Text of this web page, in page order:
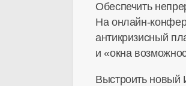
Обеспечить
На онлайн-
антикризисный
и «окна
Выстроить новый